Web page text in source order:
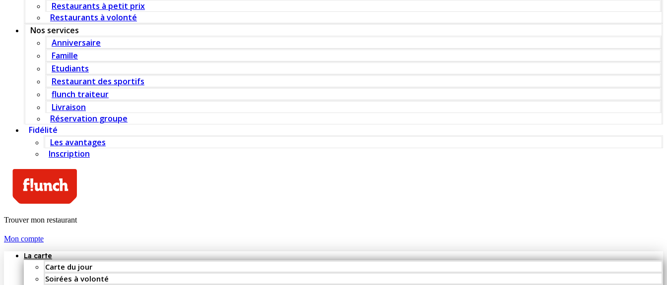
Restaurants à petit prix
Restaurants à volonté
Nos services
Anniversaire
Famille
Etudiants
Restaurant des sportifs
flunch traiteur
Livraison
Réservation groupe
Fidélité
Les avantages
Inscription
Trouver mon restaurant
Mon compte
La carte
Carte du jour
Soirées à volonté